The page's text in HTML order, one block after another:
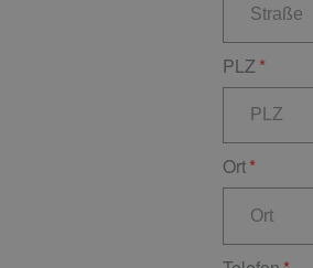
PLZ
Ort